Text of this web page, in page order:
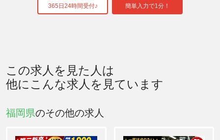
簡単入力で1分！
365日24時間受付♪
この求人を見た人は
他にこんな求人を見ています
福岡県のその他の求人